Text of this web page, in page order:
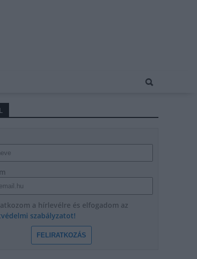
a hírlevélre és elfogadom az
szabályzatot!
FELIRATKOZÁS